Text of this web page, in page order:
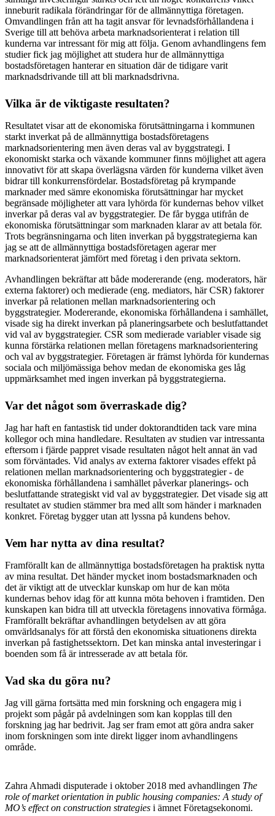
inneburit radikala förändringar för de allmännyttiga företagen.
Omvandlingen från att ha tagit ansvar för levnadsförhållandena i
Sverige till att behöva arbeta marknadsorienterat i relation till
kunderna var intressant för mig att följa. Genom avhandlingens fem
studier fick jag möjlighet att studera hur de allmännyttiga
bostadsföretagen hanterar en situation där de tidigare varit
marknadsdrivande till att bli marknadsdrivna.
Vilka är de viktigaste resultaten?
Resultatet visar att de ekonomiska förutsättningarna i kommunen
starkt inverkat på de allmännyttiga bostadsföretagens
marknadsorientering men även deras val av byggstrategi. I
ekonomiskt starka och växande kommuner finns möjlighet att agera
innovativt för att skapa överlägsna värden för kunderna vilket även
bidrar till konkurrensfördelar. Bostadsföretag på krympande
marknader med sämre ekonomiska förutsättningar har mycket
begränsade möjligheter att vara lyhörda för kundernas behov vilket
inverkar på deras val av byggstrategier. De får bygga utifrån de
ekonomiska förutsättningar som marknaden klarar av att betala för.
Trots begränsningarna och liten inverkan på byggstrategierna kan
jag se att de allmännyttiga bostadsföretagen agerar mer
marknadsorienterat jämfört med företag i den privata sektorn.
Avhandlingen bekräftar att både modererande (eng. moderators, här
externa faktorer) och medierade (eng. mediators, här CSR) faktorer
inverkar på relationen mellan marknadsorientering och
byggstrategier. Modererande, ekonomiska förhållandena i samhället,
visade sig ha direkt inverkan på planeringsarbete och beslutfattandet
vid val av byggstrategier. CSR som medierade variabler visade sig
kunna förstärka relationen mellan företagens marknadsorientering
och val av byggstrategier. Företagen är främst lyhörda för kundernas
sociala och miljömässiga behov medan de ekonomiska ges låg
uppmärksamhet med ingen inverkan på byggstrategierna.
Var det något som överraskade dig?
Jag har haft en fantastisk tid under doktorandtiden tack vare mina
kollegor och mina handledare. Resultaten av studien var intressanta
eftersom i fjärde pappret visade resultaten något helt annat än vad
som förväntades. Vid analys av externa faktorer visades effekt på
relationen mellan marknadsorientering och byggstrategier - de
ekonomiska förhållandena i samhället påverkar planerings- och
beslutfattande strategiskt vid val av byggstrategier. Det visade sig att
resultatet av studien stämmer bra med allt som händer i marknaden
konkret. Företag bygger utan att lyssna på kundens behov.
Vem har nytta av dina resultat?
Framförallt kan de allmännyttiga bostadsföretagen ha praktisk nytta
av mina resultat. Det händer mycket inom bostadsmarknaden och
det är viktigt att de utvecklar kunskap om hur de kan möta
kundernas behov idag för att kunna möta behoven i framtiden. Den
kunskapen kan bidra till att utveckla företagens innovativa förmåga.
Framförallt bekräftar avhandlingen betydelsen av att göra
omvärldsanalys för att förstå den ekonomiska situationens direkta
inverkan på fastighetssektorn. Det kan minska antal investeringar i
boenden som få är intresserade av att betala för.
Vad ska du göra nu?
Jag vill gärna fortsätta med min forskning och engagera mig i
projekt som pågår på avdelningen som kan kopplas till den
forskning jag har bedrivit. Jag ser fram emot att göra andra saker
inom forskningen som inte direkt ligger inom avhandlingens
område.
Zahra Ahmadi disputerade i oktober 2018 med avhandlingen The
role of market orientation in public housing companies: A study of
MO’s effect on construction strategies i ämnet Företagsekonomi.